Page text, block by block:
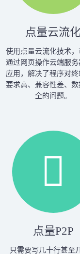
点量云流化
使用点量云流化技术
通过网页操作云端服务
应用，解决了程序对
要求高、兼容性差、数
全的问题。

点量P2P
只需要写几十行甚至